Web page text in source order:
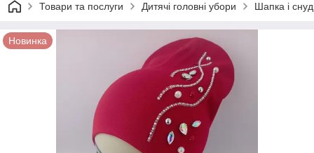
Товари та послуги Дитячі головні убори Шапка і снуд
Новинка